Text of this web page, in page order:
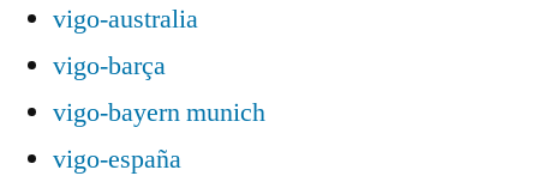
vigo-australia
vigo-barça
vigo-bayern munich
vigo-españa